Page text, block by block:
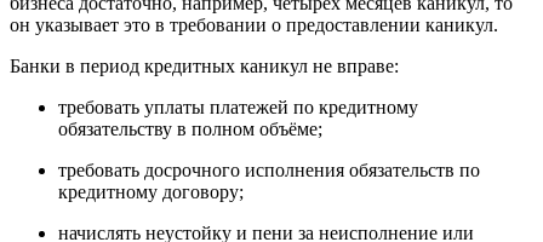
он указывает это в требовании о предоставлении каникул.
Банки в период кредитных каникул не вправе:
требовать уплаты платежей по кредитному
обязательству в полном объёме;
требовать досрочного исполнения обязательств по
кредитному договору;
начислять неустойку и пени за неисполнение или